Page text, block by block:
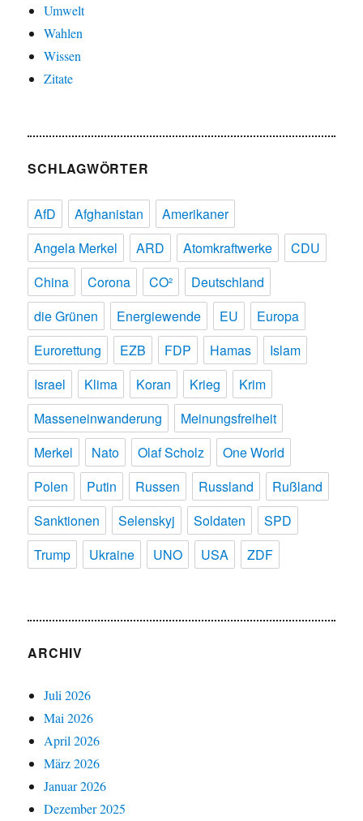
Umwelt
Wahlen
Wissen
Zitate
SCHLAGWÖRTER
AfD Afghanistan
Amerikaner
Angela Merkel
ARD Atomkraftwerke
CDU
China
Corona CO²
Deutschland
die Grünen
Energiewende EU
Europa
Eurorettung
EZB FDP Hamas
Islam
Israel
Klima Koran Krieg
Krim
Masseneinwanderung
Meinungsfreiheit
Merkel
Nato Olaf Scholz
One World
Polen
Putin Russen Russland
Rußland
Sanktionen
Selenskyj Soldaten
SPD
Trump
Ukraine UNO USA ZDF
ARCHIV
Juli 2026
Mai 2026
April 2026
März 2026
Januar 2026
Dezember 2025